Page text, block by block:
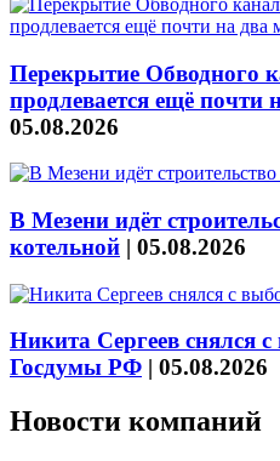
Перекрытие Обводного
продлевается ещё почти
05.08.2026
В Мезени идёт
котельной | 05.08.2026
Никита Сергеев снялся
Госдумы РФ | 05.08.2026
Новости компаний